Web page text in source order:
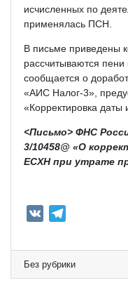
исчисленных по
применялась ПСН.
В письме приведены
рассчитываются пени
сообщается о
«АИС Налог-3»,
«Корректировка даты
<Письмо> ФНС
3/10458@ «О
ЕСХН при утрате
e
g
Без рубрики